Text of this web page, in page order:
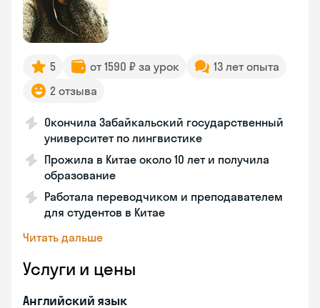
5 от 1590 ₽ за урок
13 лет опыта
2 отзыва
Окончила Забайкальский государственный
университет по лингвистике
Прожила в Китае около 10 лет и получила
образование
Работала переводчиком и преподавателем
для студентов в Китае
Читать дальше
Услуги и цены
Английский язык